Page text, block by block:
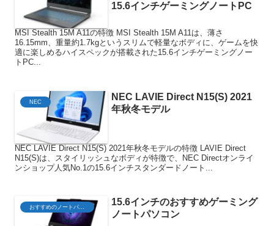
15.6インチゲーミングノートPC
MSI Stealth 15M A11の特徴 MSI Stealth 15M A11は、薄さ
16.15mm、重量約1.7kgというスリムで軽量なボディに、ゲームを快
適に楽しめるハイスペックが搭載された15.6インチゲーミングノー
トPC...
NEC
NEC LAVIE Direct N15(S) 2021
年秋冬モデル
NEC LAVIE Direct N15(S) 2021年秋冬モデルの特徴 LAVIE Direct
N15(S)は、スタイリッシュなボディが特徴で、NEC Directオンライ
ンショップ人気No.1の15.6インチスタンダードノート...
おすすめのノートパソコン
15.6インチのおすすめゲーミング
ノートパソコン